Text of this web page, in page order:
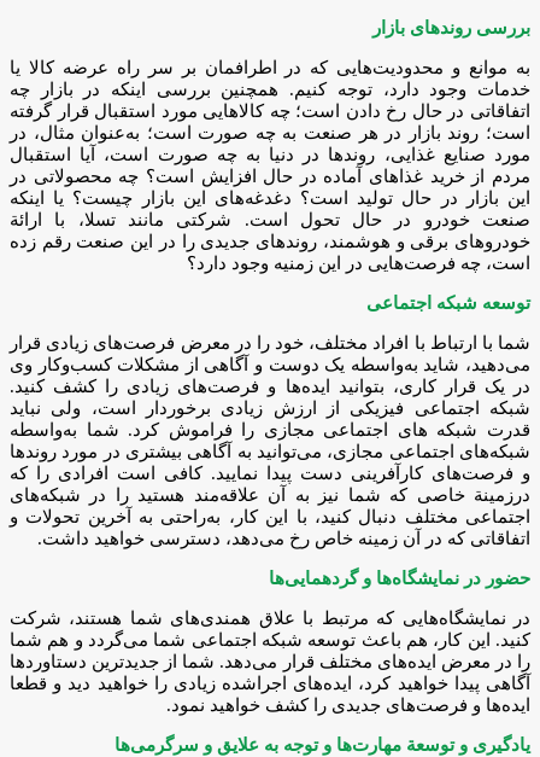
بررسی روندهای بازار
به موانع و محدودیت‌هایی که در اطرافمان بر سر راه عرضه کالا یا
خدمات وجود دارد، توجه کنیم. همچنین بررسی اینکه در بازار چه
اتفاقاتی در حال رخ دادن است؛ چه کالاهایی مورد استقبال قرار گرفته
است؛ روند بازار در هر صنعت به چه صورت است؛ به‌عنوان مثال، در
مورد صنایع غذایی، روندها در دنیا به چه صورت است، آیا استقبال
مردم از خرید غذاهای آماده در حال افزایش است؟ چه محصولاتی در
این بازار در حال تولید است؟ دغدغه‌های این بازار چیست؟ یا اینکه
صنعت خودرو در حال تحول است. شرکتی مانند تسلا، با ارائة
خودروهای برقی و هوشمند، روندهای جدیدی را در این صنعت رقم زده
است، چه فرصت‌هایی در این زمنیه وجود دارد؟
توسعه شبکه اجتماعی
شما با ارتباط با افراد مختلف، خود را در معرض فرصت‌های زیادی قرار
می‌دهید، شاید به‌واسطه یک دوست و آگاهی از مشکلات کسب‌وکار وی
در یک قرار کاری، بتوانید ایده‌ها و فرصت‌های زیادی را کشف کنید.
شبکه اجتماعی فیزیکی از ارزش زیادی برخوردار است، ولی نباید
قدرت شبکه های اجتماعی مجازی را فراموش کرد. شما به‌واسطه
شبکه‌های اجتماعی مجازی، می‌توانید به آگاهی بیشتری در مورد روندها
و فرصت‌های کارآفرینی دست پیدا نمایید. کافی است افرادی را که
درزمینة خاصی که شما نیز به آن علاقه‌مند هستید را در شبکه‌های
اجتماعی مختلف دنبال کنید، با این کار، به‌راحتی به آخرین تحولات و
اتفاقاتی که در آن زمینه خاص رخ می‌دهد، دسترسی خواهید داشت.
حضور در نمایشگاه‌ها و گردهمایی‌ها
در نمایشگاه‌هایی که مرتبط با علاق همندی‌های شما هستند، شرکت
کنید. این کار، هم باعث توسعه شبکه اجتماعی شما می‌گردد و هم شما
را در معرض ایده‌های مختلف قرار می‌دهد. شما از جدیدترین دستاوردها
آگاهی پیدا خواهید کرد، ایده‌های اجراشده زیادی را خواهید دید و قطعا
ایده‌ها و فرصت‌های جدیدی را کشف خواهید نمود.
یادگیری و توسعة مهارت‌ها و توجه به علایق و سرگرمی‌ها